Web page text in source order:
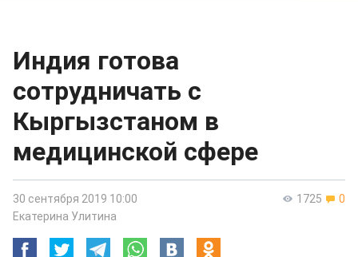
Индия готова
сотрудничать с
Кыргызстаном в
медицинской сфере
1725 0
30 сентября 2019 10:00
Екатерина Улитина